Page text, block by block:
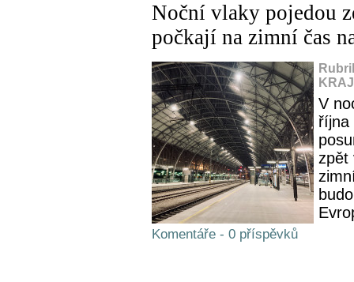
Noční vlaky pojedou
počkají na zimní čas
V
října
zpět
Komentáře - 0 příspěvků